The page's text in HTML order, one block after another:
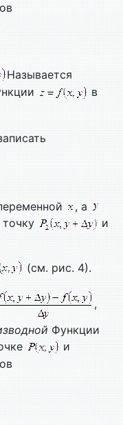
Называется
в
, а
и
(см. рис. 4).
,
Функции
и